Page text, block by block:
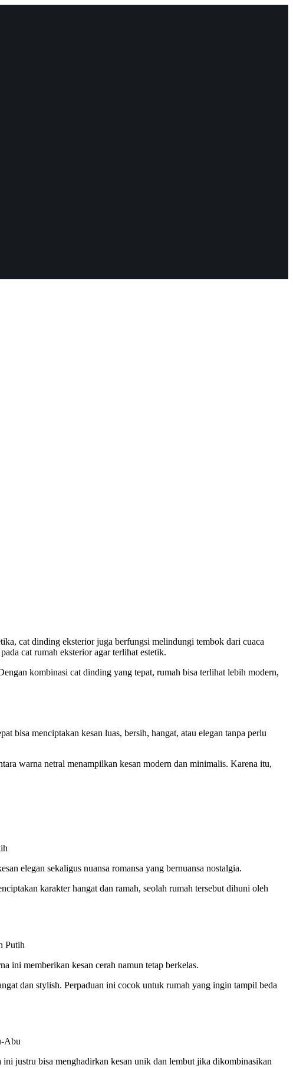
cat dinding eksterior juga berfungsi melindungi tembok dari cuaca
cat rumah eksterior agar terlihat estetik.
kombinasi cat dinding yang tepat, rumah bisa terlihat lebih modern,
bisa menciptakan kesan luas, bersih, hangat, atau elegan tanpa perlu
warna netral menampilkan kesan modern dan minimalis. Karena itu,
elegan sekaligus nuansa romansa yang bernuansa nostalgia.
karakter hangat dan ramah, seolah rumah tersebut dihuni oleh
ini memberikan kesan cerah namun tetap berkelas.
dan stylish. Perpaduan ini cocok untuk rumah yang ingin tampil beda
justru bisa menghadirkan kesan unik dan lembut jika dikombinasikan